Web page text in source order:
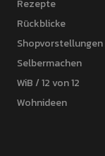
Rezepte
Rückblicke
Shopvorstellungen
Selbermachen
WiB / 12 von 12
Wohnideen